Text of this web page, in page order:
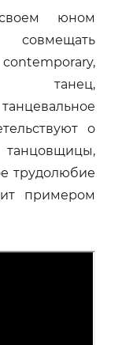
юном
совмещать
танец,
о
трудолюбие
примером